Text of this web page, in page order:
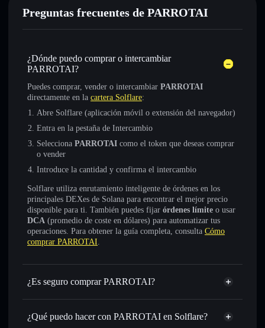
Preguntas frecuentes de PARROTAI
¿Dónde puedo comprar o intercambiar
PARROTAI?
Puedes comprar, vender o intercambiar PARROTAI
directamente en la cartera Solflare:
Abre Solflare (aplicación móvil o extensión del navegador)
Entra en la pestaña de Intercambio
Selecciona PARROTAI como el token que deseas comprar
o vender
Introduce la cantidad y confirma el intercambio
Solflare utiliza enrutamiento inteligente de órdenes en los
principales DEXes de Solana para encontrar el mejor precio
disponible para ti. También puedes fijar órdenes límite o usar
DCA (promedio de coste en dólares) para automatizar tus
operaciones. Para obtener la guía completa, consulta Cómo
comprar PARROTAI.
¿Es seguro comprar PARROTAI?
PARROTAI no está verificado
¿Qué puedo hacer con PARROTAI en Solflare?